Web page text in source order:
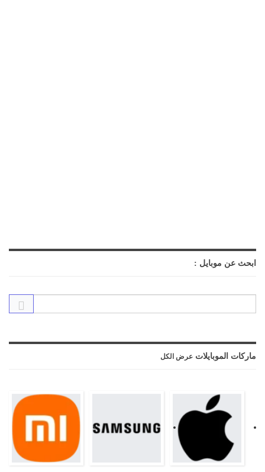
ابحث عن موبايل :
ماركات الموبايلات عرض الكل